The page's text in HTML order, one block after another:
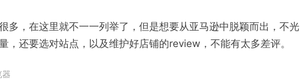
多，在这里就不一一列举了，但是想要从亚马逊中脱颖而出，不光
，还要选对站点，以及维护好店铺的review，不能有太多差评。